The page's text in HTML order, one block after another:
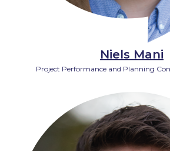
Niels Mani
Project Performance and Planning